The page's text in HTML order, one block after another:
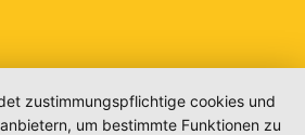
zustimmungspflichtige cookies und
um bestimmte Funktionen zu